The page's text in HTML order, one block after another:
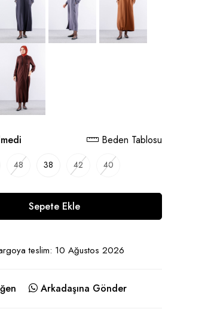
Beden Tablosu
48 38 42 40
Sepete Ekle
teslim: 10 Ağustos 2026
Arkadaşına Gönder